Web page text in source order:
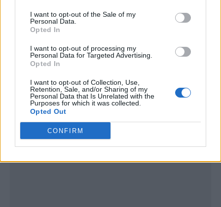
I want to opt-out of the Sale of my
Personal Data.
Opted In
I want to opt-out of processing my
Personal Data for Targeted Advertising.
Opted In
I want to opt-out of Collection, Use,
Retention, Sale, and/or Sharing of my
Personal Data that Is Unrelated with the
Purposes for which it was collected.
Opted Out
CONFIRM